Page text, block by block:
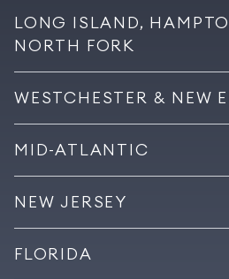
LONG ISLAND,
NORTH FORK
WESTCHESTER & NEW
MID-ATLANTIC
NEW JERSEY
FLORIDA